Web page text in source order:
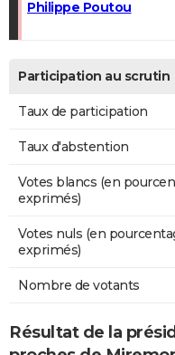
Philippe Poutou
Participation au scrutin
Taux de participation
Taux d'abstention
Votes blancs (en
exprimés)
Votes nuls (en
exprimés)
Nombre de votants
Résultat de la